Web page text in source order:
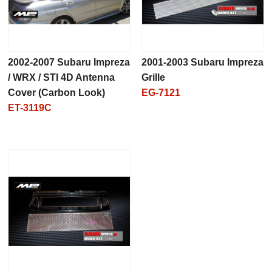
2002-2007 Subaru Impreza
/ WRX / STI 4D Antenna
Cover (Carbon Look)
ET-3119C
2001-2003 Subaru Impreza
Grille
EG-7121